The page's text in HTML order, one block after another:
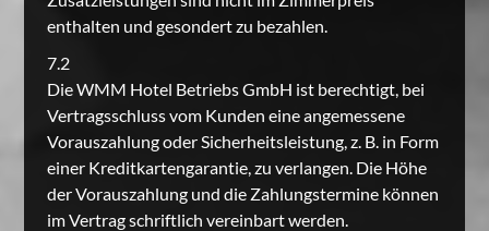
enthalten und gesondert zu bezahlen.
7.2
Die WMM Hotel Betriebs GmbH ist berechtigt, bei
Vertragsschluss vom Kunden eine angemessene
Vorauszahlung oder Sicherheitsleistung, z. B. in Form
einer Kreditkartengarantie, zu verlangen. Die Höhe
der Vorauszahlung und die Zahlungstermine können
im Vertrag schriftlich vereinbart werden.